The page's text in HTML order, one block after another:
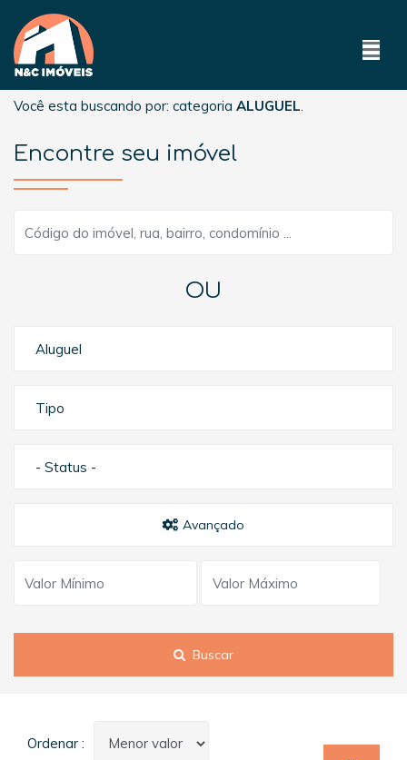
Você esta buscando por: categoria ALUGUEL
Encontre seu imóvel
OU
Aluguel
Tipo
- Status -
Avançado
Buscar
Ordenar :